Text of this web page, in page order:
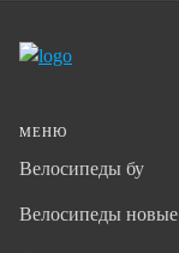
МЕНЮ
Велосипеды бу
Велосипеды новые